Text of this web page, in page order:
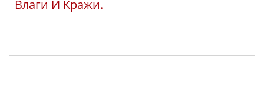
Влаги И Кражи.